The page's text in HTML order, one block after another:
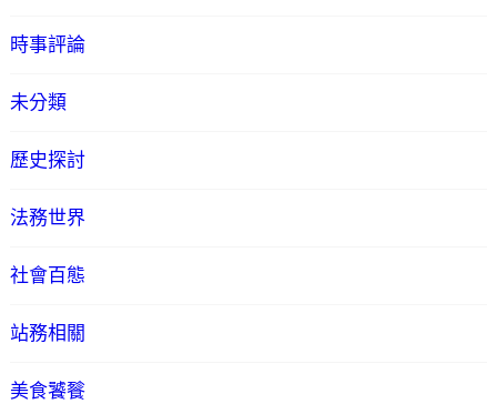
時事評論
未分類
歷史探討
法務世界
社會百態
站務相關
美食饕餮